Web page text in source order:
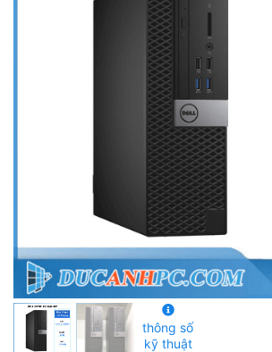
s
thông số
kỹ thuật